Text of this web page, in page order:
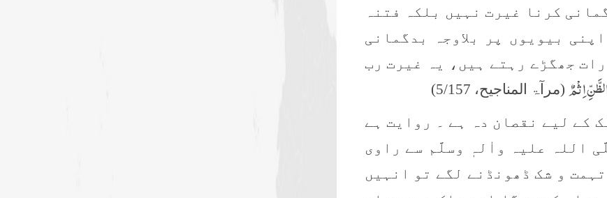
کرنا غیرت نہیں بلکہ فتنہ
بیویوں پر بلاوجہ بدگمانی
جھگڑے رہتے ہیں، یہ غیرت رب
اِثْمٌ (مرآۃ المناجیح، 5/157)
کے لیے نقصان دہ ہے ۔ روایت ہے
اللہ علیہ واٰلہٖ وسلَّم سے راوی
و شک ڈھونڈنے لگے تو انہیں